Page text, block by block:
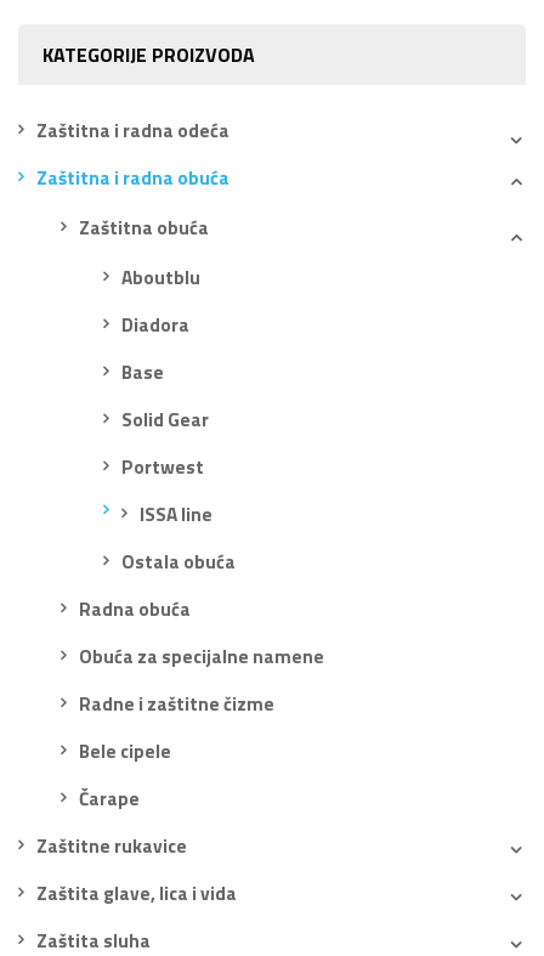
KATEGORIJE PROIZVODA
Zaštitna i radna odeća
Zaštitna i radna obuća
Zaštitna obuća
Aboutblu
Diadora
Base
Solid Gear
Portwest
ISSA line
Ostala obuća
Radna obuća
Obuća za specijalne namene
Radne i zaštitne čizme
Bele cipele
Čarape
Zaštitne rukavice
Zaštita glave, lica i vida
Zaštita sluha